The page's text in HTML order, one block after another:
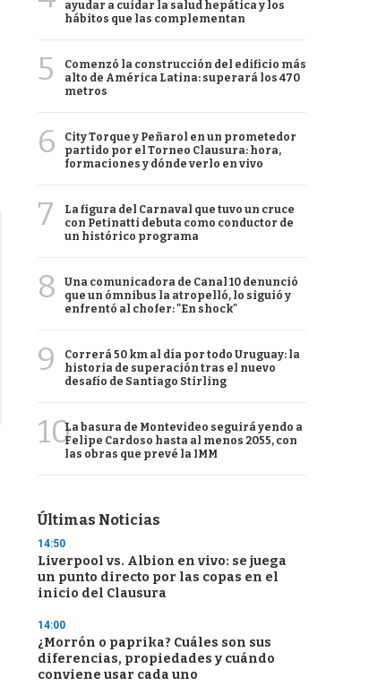
ayudar a cuidar la salud hepática y los
hábitos que las complementan
5
Comenzó la construcción del edificio más
alto de América Latina: superará los 470
metros
6
City Torque y Peñarol en un prometedor
partido por el Torneo Clausura: hora,
formaciones y dónde verlo en vivo
7
La figura del Carnaval que tuvo un cruce
con Petinatti debuta como conductor de
un histórico programa
8
Una comunicadora de Canal 10 denunció
que un ómnibus la atropelló, lo siguió y
enfrentó al chofer: "En shock"
9
Correrá 50 km al día por todo Uruguay: la
historia de superación tras el nuevo
desafío de Santiago Stirling
10La basura de Montevideo seguirá yendo a
Felipe Cardoso hasta al menos 2055, con
las obras que prevé la IMM
Últimas Noticias
14:50
Liverpool vs. Albion en vivo: se juega
un punto directo por las copas en el
inicio del Clausura
14:00
¿Morrón o paprika? Cuáles son sus
diferencias, propiedades y cuándo
conviene usar cada uno